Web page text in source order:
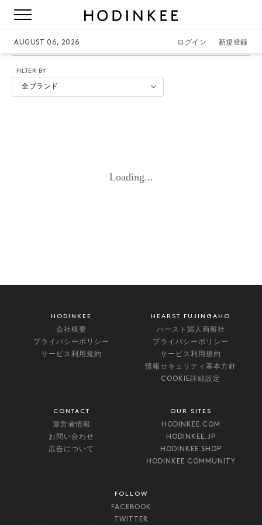
AUGUST 06, 2026 ログイン 新規登録
SEIKO-DIVER
FILTER BY
全ブランド
Loading...
HODINKEE
会社概要
プライバシーポリシー
サービス利用規約
HEARST FUJINGAHO
ハースト婦人画報社
プライバシーポリシー
サービス利用規約
情報セキュリティ基本方針
COOKIE詳細設定
CONTACT
運営者情報
お問い合わせ
広告について
OUR SITES
HODINKEE.COM
HODINKEE.JP
HODINKEE SHOP
HODINKEE COMMUNITY
FOLLOW
FACEBOOK
TWITTER